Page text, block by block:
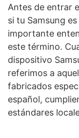
Antes de entrar
si tu Samsung
importante
este término.
dispositivo
referimos a
fabricados
español,
estándares